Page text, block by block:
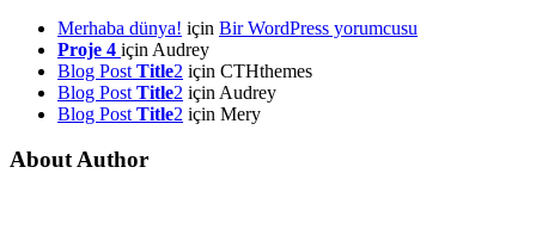
Merhaba dünya! için Bir WordPress yorumcusu
Proje 4 için Audrey
Blog Post Title2 için CTHthemes
Blog Post Title2 için Audrey
Blog Post Title2 için Mery
About Author